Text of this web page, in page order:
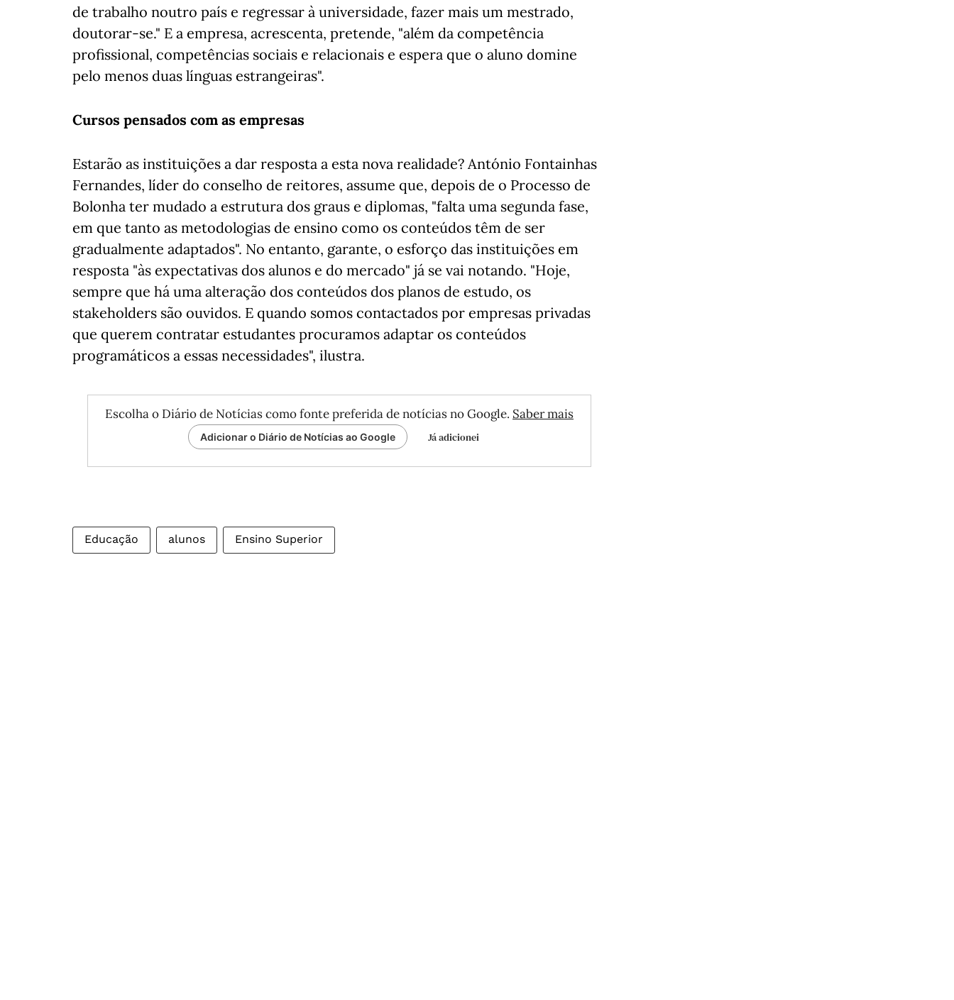
de trabalho noutro país e regressar à universidade, fazer mais um mestrado,
doutorar-se." E a empresa, acrescenta, pretende, "além da competência
profissional, competências sociais e relacionais e espera que o aluno domine
pelo menos duas línguas estrangeiras".
Cursos pensados com as empresas
Estarão as instituições a dar resposta a esta nova realidade? António Fontainhas
Fernandes, líder do conselho de reitores, assume que, depois de o Processo de
Bolonha ter mudado a estrutura dos graus e diplomas, "falta uma segunda fase,
em que tanto as metodologias de ensino como os conteúdos têm de ser
gradualmente adaptados". No entanto, garante, o esforço das instituições em
resposta "às expectativas dos alunos e do mercado" já se vai notando. "Hoje,
sempre que há uma alteração dos conteúdos dos planos de estudo, os
stakeholders são ouvidos. E quando somos contactados por empresas privadas
que querem contratar estudantes procuramos adaptar os conteúdos
programáticos a essas necessidades", ilustra.
Escolha o Diário de Notícias como fonte preferida de notícias no Google. Saber mais
Adicionar o Diário de Notícias ao Google Já adicionei
Educação alunos Ensino Superior